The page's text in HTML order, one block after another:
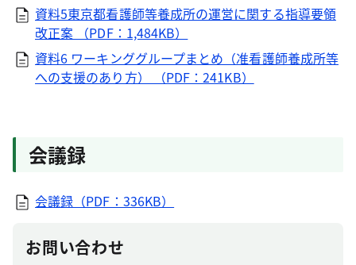
資料5東京都看護師等養成所の運営に関する指導要領
改正案 （PDF：1,484KB）
資料6 ワーキンググループまとめ（准看護師養成所等
への支援のあり方） （PDF：241KB）
会議録
会議録（PDF：336KB）
お問い合わせ